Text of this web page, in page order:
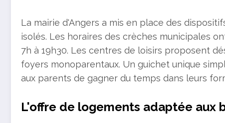
La mairie d'Angers a mis en place des
isolés. Les horaires des crèches municipales
7h à 19h30. Les centres de loisirs proposent
foyers monoparentaux. Un guichet unique
aux parents de gagner du temps dans leurs
L'offre de logements adaptée aux